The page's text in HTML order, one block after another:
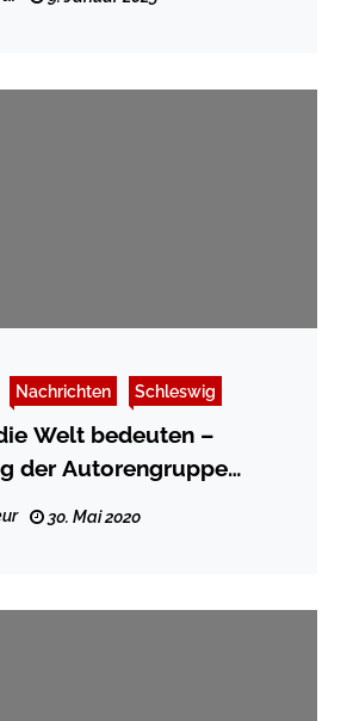
Nachrichten Schleswig
Welt bedeuten –
der Autorengruppe
30. Mai 2020